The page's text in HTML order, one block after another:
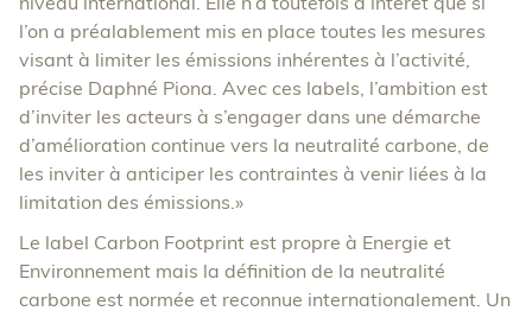
l’on a préalablement mis en place toutes les mesures
visant à limiter les émissions inhérentes à l’activité,
précise Daphné Piona. Avec ces labels, l’ambition est
d’inviter les acteurs à s’engager dans une démarche
d’amélioration continue vers la neutralité carbone, de
les inviter à anticiper les contraintes à venir liées à la
limitation des émissions.»
Le label Carbon Footprint est propre à Energie et
Environnement mais la définition de la neutralité
carbone est normée et reconnue internationalement. Un